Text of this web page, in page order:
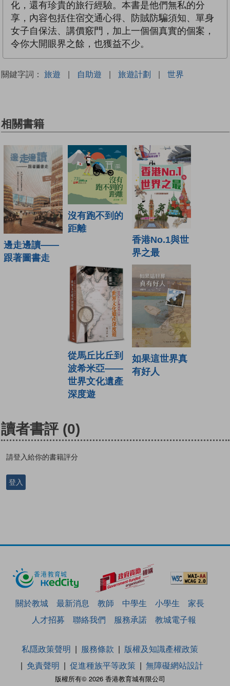
化，還有珍貴的旅行經驗。本書是他們無私的分
享，內容包括住宿交通心得、防賊防騙須知、單身
女子自保法、講價竅門，加上一個個真實的個案，
令你大開眼界之餘，也獲益不少。
關鍵字詞： 旅遊 | 自助遊 | 旅遊計劃 | 世界
相關書籍
邊走邊讀——
跟著圖書走
沒有跑不到的
距離
香港No.1與世
界之最
從馬丘比丘到
波希米亞——
世界文化遺產
深度遊
如果這世界真
有好人
讀者書評 (0)
請登入給你的書籍評分
登入
關於教城 最新消息 教師 中學生 小學生
家長
人才招募
聯絡我們 服務承諾 教城電子報
版權所有© 2026 香港教育城有限公司
私隱政策聲明 服務條款
版權及知識產權政策
免責聲明
促進種族平等政策 無障礙網站設計